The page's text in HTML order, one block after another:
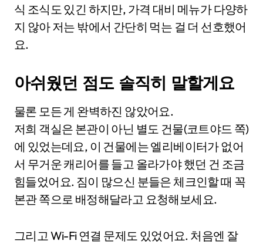
식 조식도 있긴 하지만, 가격 대비 메뉴가 다양하
지 않아 저는 밖에서 간단히 먹는 걸 더 선호했어
요.
아쉬웠던 점도 솔직히 말할게요
물론 모든 게 완벽하진 않았어요.
저희 객실은 본관이 아닌 별도 건물(코트야드 쪽)
에 있었는데요, 이 건물에는 엘리베이터가 없어
서 무거운 캐리어를 들고 올라가야 했던 건 조금
힘들었어요. 짐이 많으신 분들은 체크인할 때 꼭
본관 쪽으로 배정해달라고 요청해보세요.
그리고 Wi-Fi 연결 문제도 있었어요. 처음엔 잘